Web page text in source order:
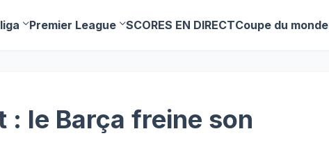
Premier League SCORES EN DIRECTCoupe du monde
: le Barça freine son